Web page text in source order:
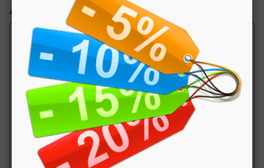
Articoli simili:
Magnesio Bisglicinato
Why Nature